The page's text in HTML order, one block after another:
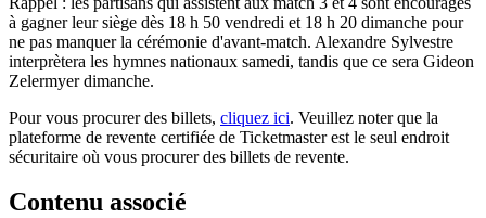
à gagner leur siège dès 18 h 50 vendredi et 18 h 20 dimanche pour
ne pas manquer la cérémonie d'avant-match. Alexandre Sylvestre
interprètera les hymnes nationaux samedi, tandis que ce sera Gideon
Zelermyer dimanche.
Pour vous procurer des billets, cliquez ici. Veuillez noter que la
plateforme de revente certifiée de Ticketmaster est le seul endroit
sécuritaire où vous procurer des billets de revente.
Contenu associé